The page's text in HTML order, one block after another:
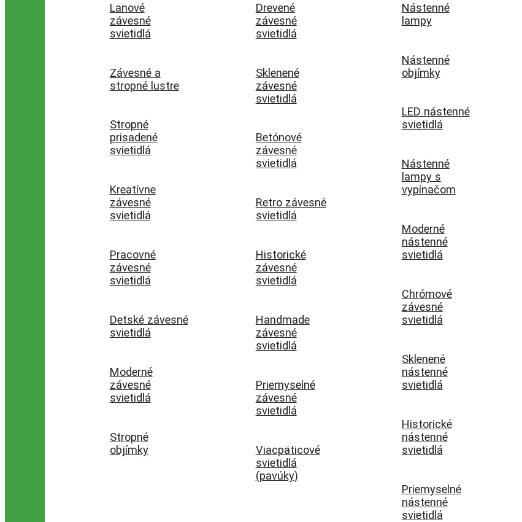
Lanové
závesné
svietidlá
Závesné a
stropné lustre
Stropné
prisadené
svietidlá
Kreatívne
závesné
svietidlá
Pracovné
závesné
svietidlá
Detské závesné
svietidlá
Moderné
závesné
svietidlá
Stropné
objímky
Drevené
závesné
svietidlá
Sklenené
závesné
svietidlá
Betónové
závesné
svietidlá
Retro závesné
svietidlá
Historické
závesné
svietidlá
Handmade
závesné
svietidlá
Priemyselné
závesné
svietidlá
Viacpäticové
svietidlá
(pavúky)
Nástenné
lampy
Nástenné
objímky
LED nástenné
svietidlá
Nástenné
lampy s
vypínačom
Moderné
nástenné
svietidlá
Chrómové
závesné
svietidlá
Sklenené
nástenné
svietidlá
Historické
nástenné
svietidlá
Priemyselné
nástenné
svietidlá